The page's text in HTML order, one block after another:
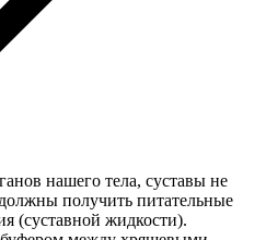
нашего тела, суставы не
получить питательные
(суставной жидкости).